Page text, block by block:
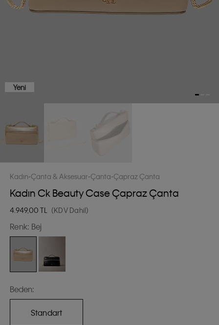
Yeni
Kadın Çanta & Aksesuar Çanta Çapraz Çanta
Kadın Ck Beauty Case Çapraz Çanta
4.949,00 TL (KDV Dahil)
Renk: Bej
Beden:
Standart